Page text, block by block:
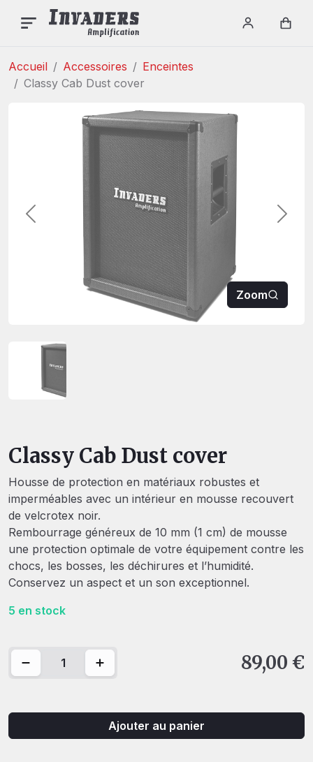
Login /
Accueil Accessoires
Enceintes
Classy Cab Dust cover
Précédent
Zoom
Classy Cab Dust cover
Housse de protection en matériaux robustes et
imperméables avec un intérieur en mousse recouvert
de velcrotex noir.
Rembourrage généreux de 10 mm (1 cm) de mousse
une protection optimale de votre équipement contre les
chocs, les bosses, les déchirures et l’humidité.
Conservez un aspect et un son exceptionnel.
5 en stock
quantité de Classy Cab Dust cover 89,00 €
Ajouter au panier